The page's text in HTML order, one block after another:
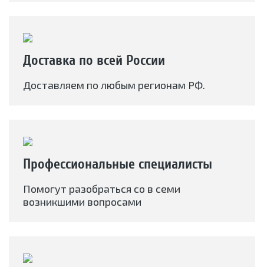
Доставка по всей России
Доставляем по любым регионам РФ.
Профессиональные специалисты
Помогут разобраться со в семи
возникшими вопросами